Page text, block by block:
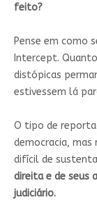
feito?
Pense em como
Intercept.
distópicas
estivessem lá
O tipo de
democracia, mas
difícil de
direita e de seus
judiciário.